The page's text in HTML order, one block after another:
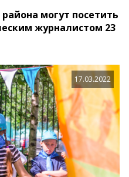
могут посетить
журналистом 23
17.03.2022